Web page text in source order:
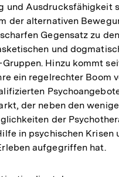
und Ausdrucksfähigkeit
der alternativen
Gegensatz zu den
und
Hinzu kommt
ein regelrechter Boom
der neben den
der
in psychischen Krisen
aufgegriffen hat.